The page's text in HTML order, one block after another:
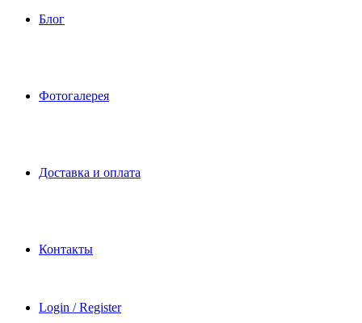
Блог
Фотогалерея
Доставка и оплата
Контакты
Login / Register